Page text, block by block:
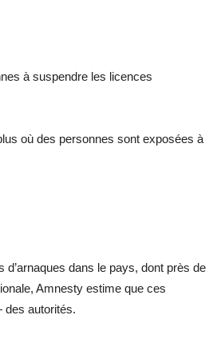
à suspendre les licences
où des personnes sont exposées à
d’arnaques dans le pays, dont près de
Amnesty estime que ces
des autorités.